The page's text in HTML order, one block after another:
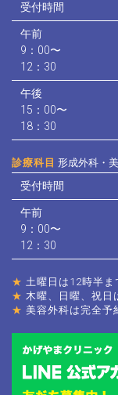
受付時間
午前
9：00〜
12：30
午後
15：00〜
18：30
診療科目 形成外科・
受付時間
午前
9：00〜
12：30
★ 土曜日は12時半ま
★ 木曜、日曜、祝日
★ 美容外科は完全予